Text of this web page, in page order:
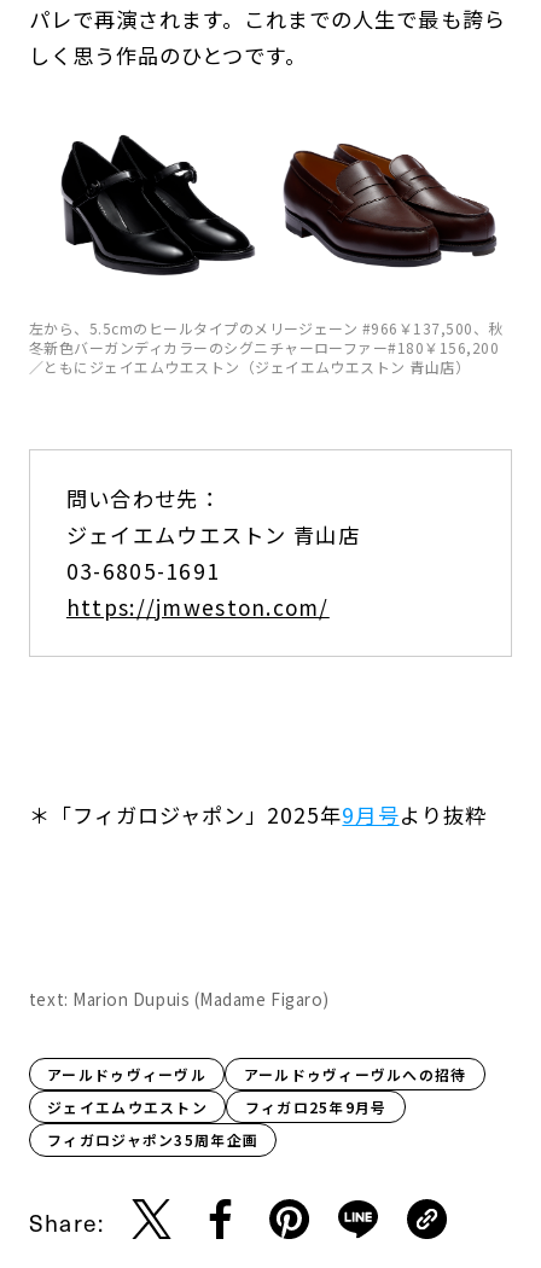
パレで再演されます。これまでの人生で最も誇ら
しく思う作品のひとつです。
左から、5.5cmのヒールタイプのメリージェーン #966￥137,500、秋
冬新色バーガンディカラーのシグニチャーローファー#180￥156,200
／ともにジェイエムウエストン（ジェイエムウエストン 青山店）
問い合わせ先：
ジェイエムウエストン 青山店
03-6805-1691
https://jmweston.com/
＊「フィガロジャポン」2025年9月号より抜粋
text: Marion Dupuis (Madame Figaro)
アールドゥヴィーヴル
アールドゥヴィーヴルへの招待
ジェイエムウエストン
フィガロ25年9月号
フィガロジャポン35周年企画
Share: